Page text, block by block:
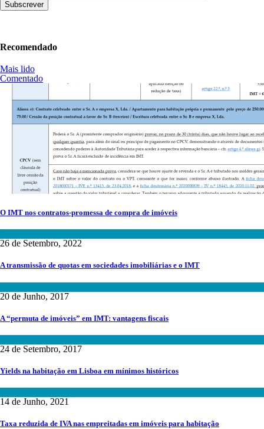
Recomendado
Mais lido
Comentado
O IMT nos contratos-promessa de compra de imóveis
26 de Setembro, 2022
A transmissão de quotas em sociedades imobiliárias e o IMT
20 de Junho, 2017
A “permuta de imóveis” em IMT: vantagens fiscais
24 de Setembro, 2017
Yields na habitação em Lisboa em mínimos históricos
14 de Junho, 2021
Taxa reduzida de IVA nas empreitadas em imóveis para habitação